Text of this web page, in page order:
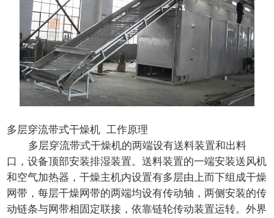
多层穿流带式干燥机 工作原理
多层穿流带式干燥机的两端设有送料装置和出料
口，设备顶部安装排湿装置。送料装置的一端安装送风机
和空气加热器，干燥主机内设置有多层由上而下组成干燥
网带，每层干燥网带的两端均设有传动轴，两侧安装的传
动链条与网带相固定联接，依靠链轮传动装置运转。外界